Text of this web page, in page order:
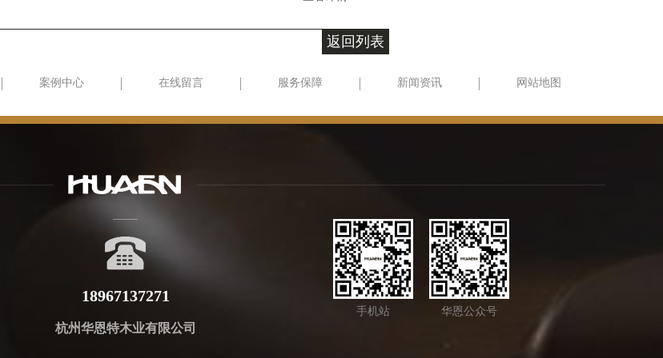
返回列表
案例中心 在线留言 服务保障 新闻资讯 网站地图
18967137271
杭州华恩特木业有限公司
手机站 华恩公众号